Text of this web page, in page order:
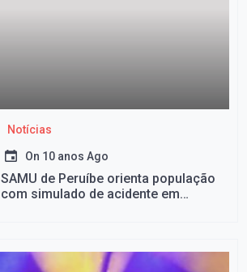
Notícias
On 10 anos Ago
SAMU de Peruíbe orienta população
com simulado de acidente em